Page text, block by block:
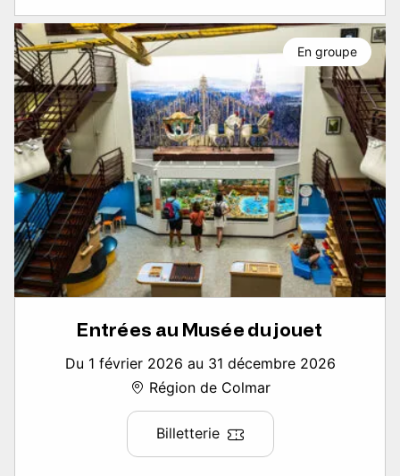
Entrées au Musée du jouet
Du 1 février 2026 au 31 décembre 2026
Région de Colmar
Billetterie
En groupe